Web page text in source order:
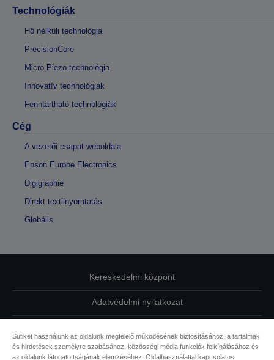
Technológiák
Hő nélküli technológia
PrecisionCore
Micro Piezo-technológia
Innovatív technológiák
Fenntartható technológiák
Cég
A vezetői csapat weboldala
Epson Europe Electronics
Digigraphie
Direkt textilnyomtatás
Globális
Kereskedelmi központ
Adatvédelmi nyilatkozat
Kapcsolatfelvétel
Sütiket használunk az oldalunk megfelelő működésének biztosításához, a tartalmak
és hirdetések személyre szabásához, közösségi média funkciók felkínálásához és
az oldalunk látogatottságának elemzéséhez. Oldalhasználattal kapcsolatos